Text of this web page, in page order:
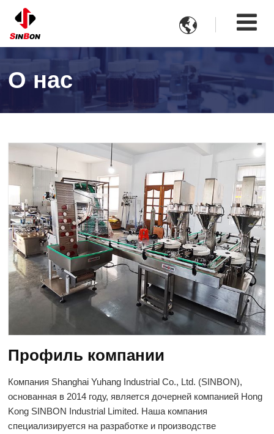

О нас
Профиль компании
Компания Shanghai Yuhang Industrial Co., Ltd. (SINBON),
основанная в 2014 году, является дочерней компанией Hong
Kong SINBON Industrial Limited. Наша компания
специализируется на разработке и производстве